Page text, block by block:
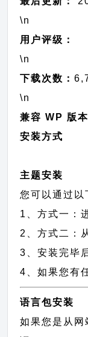
\n
用户评级：
\n
下载次数：
\n
兼容 WP 版本
安装方式
主题安装
您可以通过以
1、方式一：
2、方式二：
3、安装完毕
4、如果您有
语言包安装
如果您是从